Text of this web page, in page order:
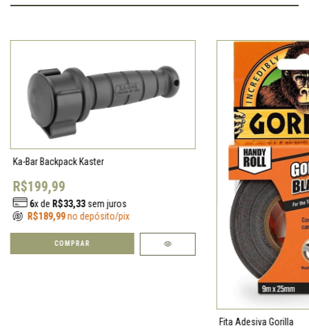
Ka-Bar Backpack Kaster
R$199,99
6x de R$33,33sem juros
R$189,99no depósito/pix
Fita Adesiva Gorilla